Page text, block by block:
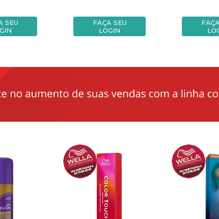
SEU
FAÇA SEU
LOGIN